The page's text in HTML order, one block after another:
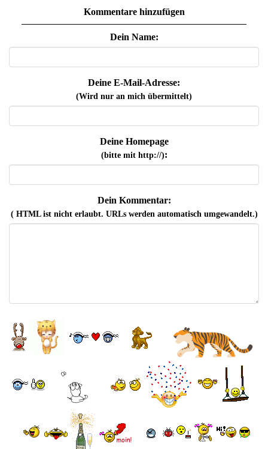
Kommentare hinzufügen
Dein Name:
Deine E-Mail-Adresse:
(Wird nur an mich übermittelt)
Deine Homepage
(bitte mit http://):
Dein Kommentar:
( HTML ist nichterlaubt. URLs werden automatisch umgewandelt.)